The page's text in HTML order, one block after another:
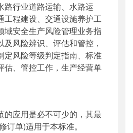
路行业道路运输、水路运
工程建设、交通设施养护工
域安全生产风险管理业务指
风险辨识、评估和管控，
定风险等级判定指南、标准
估、管控工作，生产经营单
的应用是必不可少的，其最
订单)适用于本标准。